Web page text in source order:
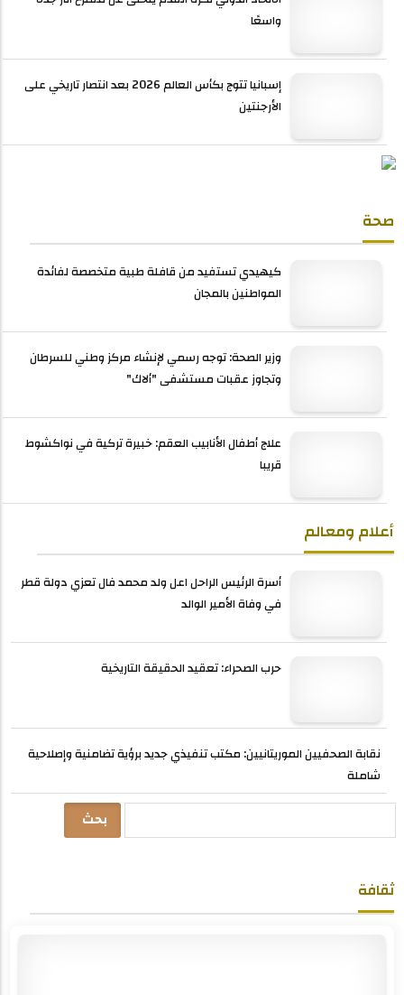
واسعًا
إسبانيا تتوج بكأس العالم 2026 بعد انتصار تاريخي على
الأرجنتين
صحة
كيهيدي تستفيد من قافلة طبية متخصصة لفائدة
المواطنين بالمجان
وزير الصحة: توجه رسمي لإنشاء مركز وطني للسرطان
وتجاوز عقبات مستشفى "ألاك"
علاج أطفال الأنابيب العقم: خبيرة تركية في نواكشوط
قريبا
أعلام ومعالم
أسرة الرئيس الراحل اعل ولد محمد فال تعزي دولة قطر
في وفاة الأمير الوالد
حرب الصحراء: تعقيد الحقيقة التاريخية
نقابة الصحفيين الموريتانيين: مكتب تنفيذي جديد برؤية تضامنية وإصلاحية
شاملة
ثقافة